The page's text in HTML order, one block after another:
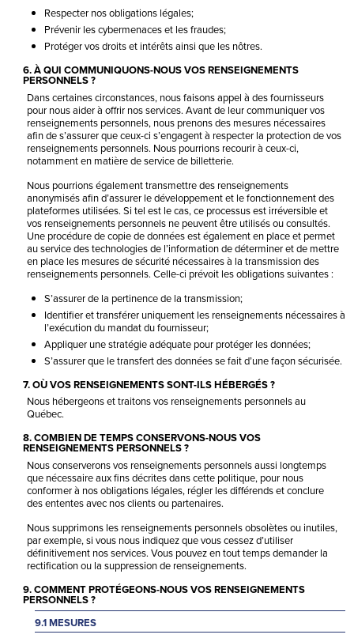
Respecter nos obligations légales;
Prévenir les cybermenaces et les fraudes;
Protéger vos droits et intérêts ainsi que les nôtres.
6. À QUI COMMUNIQUONS-NOUS VOS RENSEIGNEMENTS
PERSONNELS ?
Dans certaines circonstances, nous faisons appel à des fournisseurs
pour nous aider à offrir nos services. Avant de leur communiquer vos
renseignements personnels, nous prenons des mesures nécessaires
afin de s’assurer que ceux-ci s’engagent à respecter la protection de vos
renseignements personnels. Nous pourrions recourir à ceux-ci,
notamment en matière de service de billetterie.
Nous pourrions également transmettre des renseignements
anonymisés afin d’assurer le développement et le fonctionnement des
plateformes utilisées. Si tel est le cas, ce processus est irréversible et
vos renseignements personnels ne peuvent être utilisés ou consultés.
Une procédure de copie de données est également en place et permet
au service des technologies de l’information de déterminer et de mettre
en place les mesures de sécurité nécessaires à la transmission des
renseignements personnels. Celle-ci prévoit les obligations suivantes :
S’assurer de la pertinence de la transmission;
Identifier et transférer uniquement les renseignements nécessaires à
l’exécution du mandat du fournisseur;
Appliquer une stratégie adéquate pour protéger les données;
S’assurer que le transfert des données se fait d’une façon sécurisée.
7. OÙ VOS RENSEIGNEMENTS SONT-ILS HÉBERGÉS ?
Nous hébergeons et traitons vos renseignements personnels au
Québec.
8. COMBIEN DE TEMPS CONSERVONS-NOUS VOS
RENSEIGNEMENTS PERSONNELS ?
Nous conserverons vos renseignements personnels aussi longtemps
que nécessaire aux fins décrites dans cette politique, pour nous
conformer à nos obligations légales, régler les différends et conclure
des ententes avec nos clients ou partenaires.
Nous supprimons les renseignements personnels obsolètes ou inutiles,
par exemple, si vous nous indiquez que vous cessez d’utiliser
définitivement nos services. Vous pouvez en tout temps demander la
rectification ou la suppression de renseignements.
9. COMMENT PROTÉGEONS-NOUS VOS RENSEIGNEMENTS
PERSONNELS ?
9.1 MESURES